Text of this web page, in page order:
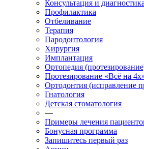
Консультация и диагностика
Профилактика
Отбеливание
Терапия
Пародонтология
Хирургия
Имплантация
Ортопедия
Протезирование «Всё на
Ортодонтия (исправление
Гнатология
Детская стоматология
—
Примеры лечения
Бонусная программа
Запишитесь первый раз